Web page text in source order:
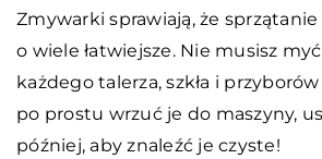
Zmywarki sprawiają, że
o wiele łatwiejsze. Nie musisz
każdego talerza, szkła i
po prostu wrzuć je do maszyny,
później, aby znaleźć je czyste!